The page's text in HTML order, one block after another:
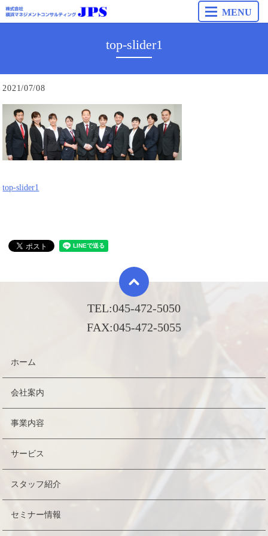
MENU
top-slider1
2021/07/08
top-slider1
TEL:045-472-5050
FAX:045-472-5055
ホーム
会社案内
事業内容
サービス
スタッフ紹介
セミナー情報